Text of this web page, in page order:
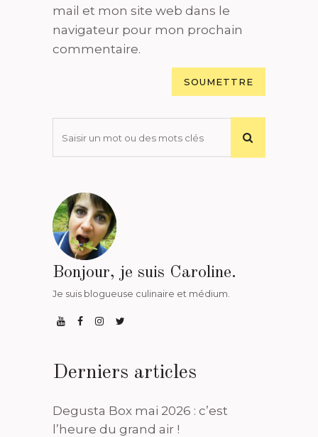
mail et mon site web dans le
navigateur pour mon prochain
commentaire.
Bonjour, je suis Caroline.
Je suis blogueuse culinaire et médium.
Derniers articles
Degusta Box mai 2026 : c’est
l’heure du grand air !